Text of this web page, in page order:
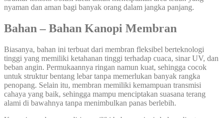
nyaman dan aman bagi banyak orang dalam jangka panjang.
Bahan – Bahan Kanopi Membran
Biasanya, bahan ini terbuat dari membran fleksibel berteknologi
tinggi yang memiliki ketahanan tinggi terhadap cuaca, sinar UV, dan
beban angin. Permukaannya ringan namun kuat, sehingga cocok
untuk struktur bentang lebar tanpa memerlukan banyak rangka
penopang. Selain itu, membran memiliki kemampuan transmisi
cahaya yang baik, sehingga mampu menciptakan suasana terang
alami di bawahnya tanpa menimbulkan panas berlebih.